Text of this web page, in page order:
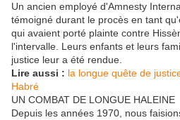
Un ancien employé d'Amnesty
témoigné durant le procès en tant
qui avaient porté plainte contre
l'intervalle. Leurs enfants et leurs
justice leur a été rendue.
Lire aussi : la longue quête de
Habré
UN COMBAT DE LONGUE HALEINE
Depuis les années 1970, nous